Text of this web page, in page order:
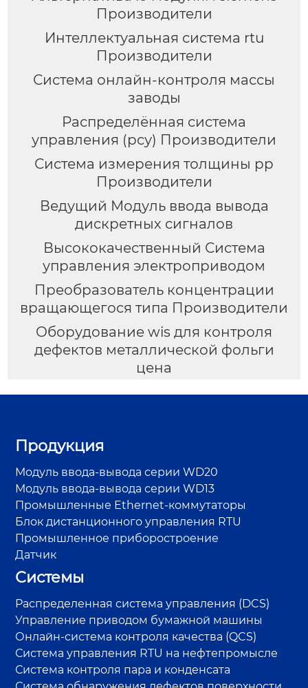
Производители
Интеллектуальная система rtu
Производители
Система онлайн-контроля массы
заводы
Распределённая система
управления (рсу) Производители
Система измерения толщины pp
Производители
Ведущий Модуль ввода вывода
дискретных сигналов
Высококачественный Система
управления электроприводом
Преобразователь концентрации
вращающегося типа Производители
Оборудование wis для контроля
дефектов металлической фольги
цена
Продукция
Модуль ввода-вывода серии WD20
Модуль ввода-вывода серии WD13
Промышленные Ethernet-коммутаторы
Блок дистанционного управления RTU
Промышленное приборостроение
Датчик
Системы
Распределенная система управления (DCS)
Управление приводом бумажной машины
Онлайн-система контроля качества (QCS)
Система управления RTU на нефтепромысле
Система контроля пара и конденсата